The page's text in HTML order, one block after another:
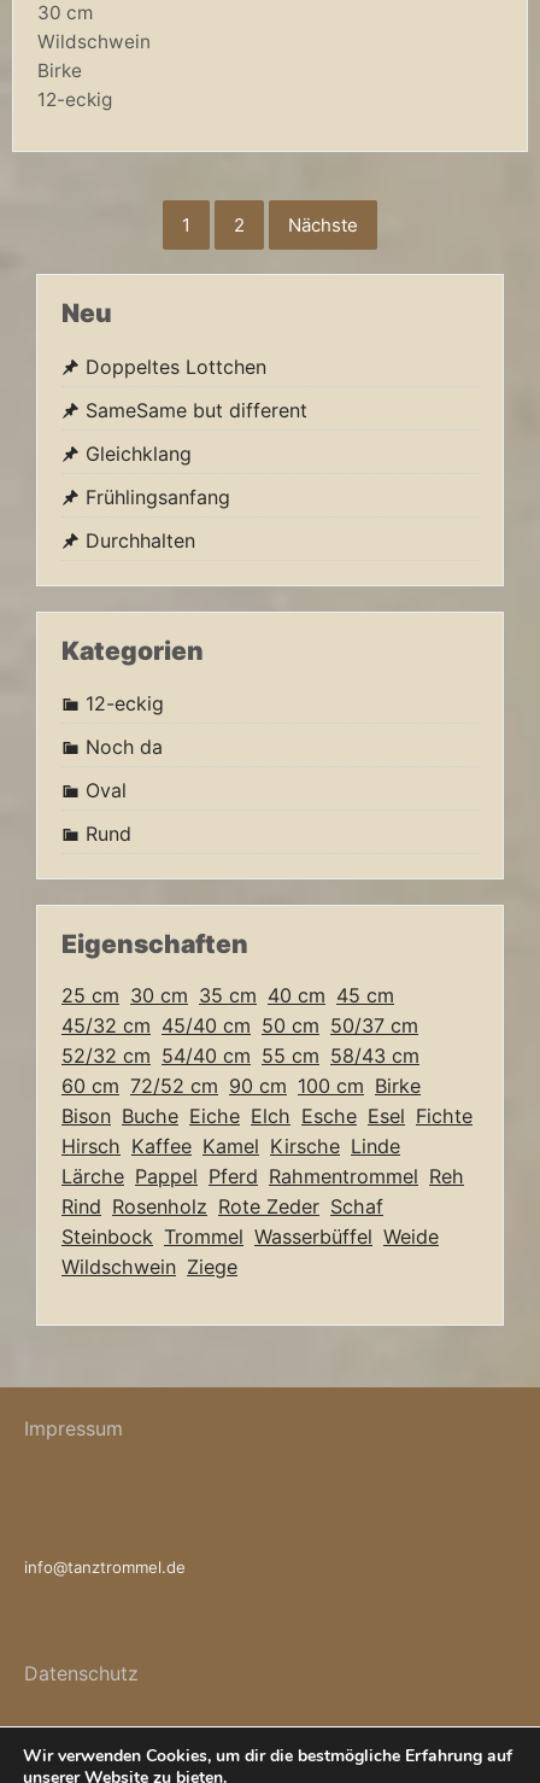
30 cm
Wildschwein
Birke
12-eckig
Seitennummerierung
Beiträge
1 2 Nächste
Neu
Doppeltes Lottchen
SameSame but different
Gleichklang
Frühlingsanfang
Durchhalten
Kategorien
12-eckig
Noch da
Oval
Rund
Eigenschaften
25 cm 30 cm 35 cm 40 cm 45 cm
45/32 cm 45/40 cm 50 cm 50/37 cm
52/32 cm 54/40 cm 55 cm 58/43 cm
60 cm 72/52 cm 90 cm 100 cm Birke
Bison Buche Eiche Elch Esche Esel Fichte
Hirsch Kaffee Kamel Kirsche Linde
Lärche Pappel Pferd Rahmentrommel Reh
Rind Rosenholz Rote Zeder Schaf
Steinbock Trommel Wasserbüffel Weide
Wildschwein Ziege
Impressum
info@tanztrommel.de
Datenschutz
Präsentiert von WordPress
Wir verwenden Cookies, um dir die bestmögliche Erfahrung auf
unserer Website zu bieten.